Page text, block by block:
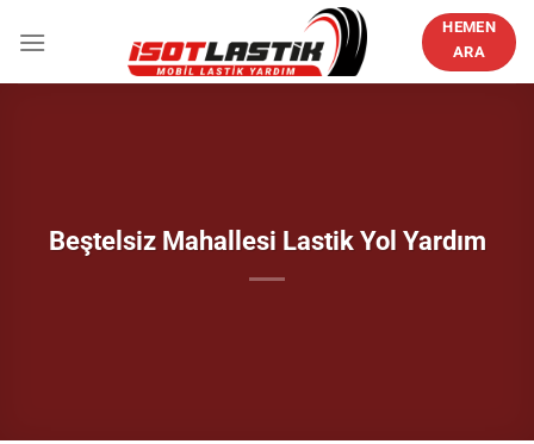
atla
HEMEN
ARA
Beştelsiz Mahallesi Lastik Yol Yardım